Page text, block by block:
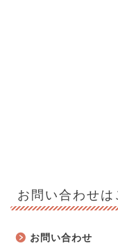
お問い合わせは
お問い合わせ